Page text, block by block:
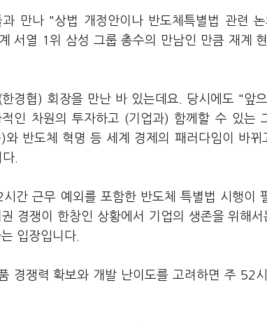
만나 "상법 개정안이나 반도체특별법 관련
서열 1위 삼성 그룹 총수의 만남인 만큼 재계
경협) 회장을 만난 바 있는데요. 당시에도 "앞
인 차원의 투자하고 (기업과) 함께할 수 있는
반도체 혁명 등 세계 경제의 패러다임이 바뀌
.
간 근무 예외를 포함한 반도체 특별법 시행이
경쟁이 한창인 상황에서 기업의 생존을 위해
입장입니다.
경쟁력 확보와 개발 난이도를 고려하면 주 52